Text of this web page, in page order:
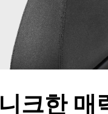
유니크한 매